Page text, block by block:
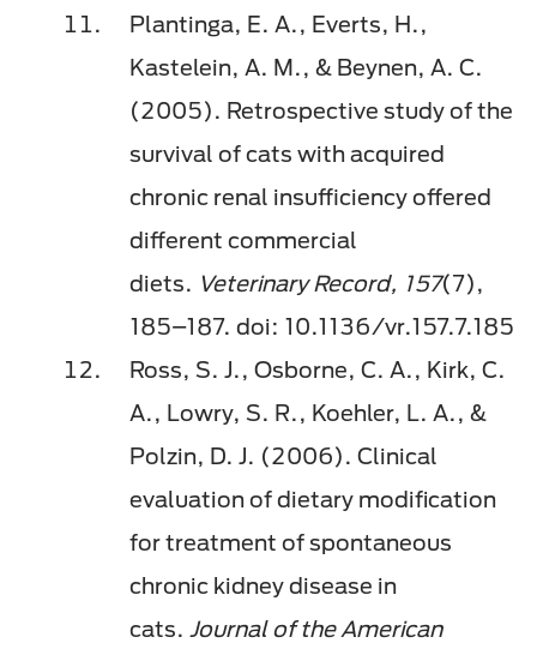
Plantinga, E. A., Everts, H.,
Kastelein, A. M., & Beynen, A. C.
(2005). Retrospective study of the
survival of cats with acquired
chronic renal insufficiency offered
different commercial
diets. Veterinary Record, 157(7),
185–187. doi: 10.1136/vr.157.7.185
Ross, S. J., Osborne, C. A., Kirk, C.
A., Lowry, S. R., Koehler, L. A., &
Polzin, D. J. (2006). Clinical
evaluation of dietary modification
for treatment of spontaneous
chronic kidney disease in
cats. Journal of the American